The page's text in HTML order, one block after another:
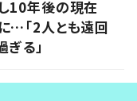
10年後の現在
…「2人とも遠回
ぎる」